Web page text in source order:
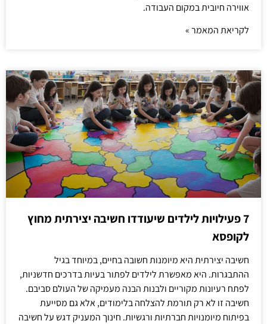
אווירה חיובית במקום העבודה.
לקריאת המאמר »
7 פעילויות לילדים שיעודדו חשיבה יצירתית מחוץ
לקופסא
חשיבה יצירתית היא מיומנות חשובה בחיים, במיוחד בגיל
ההתבגרות. היא מאפשרת לילדים לפתור בעיות בדרכים חדשניות,
לפתח רעיונות מקוריים ולבנות הבנה מעמיקה של העולם סביבם.
חשיבה זו לא רק תורמת להצלחה בלימודים, אלא גם מסייעת
בפיתוח מיומנויות חברתיות ורגשיות. חינוך המעניק דגש על חשיבה